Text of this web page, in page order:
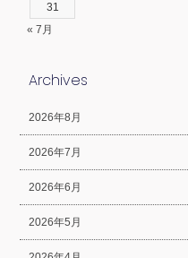
31
« 7月
Archives
2026年8月
2026年7月
2026年6月
2026年5月